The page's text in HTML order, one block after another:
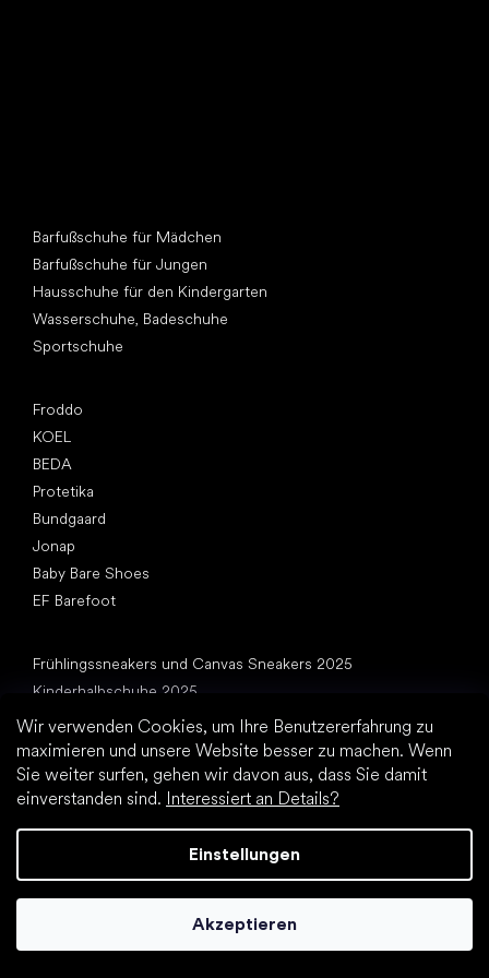
Wir verwenden Cookies, um Ihre Benutzererfahrung zu
maximieren und unsere Website besser zu machen. Wenn
Sie weiter surfen, gehen wir davon aus, dass Sie damit
einverstanden sind. Interessiert an Details?
Einstellungen
Akzeptieren
Barfußschuhe für Mädchen
Barfußschuhe für Jungen
Hausschuhe für den Kindergarten
Wasserschuhe, Badeschuhe
Sportschuhe
Froddo
KOEL
BEDA
Protetika
Bundgaard
Jonap
Baby Bare Shoes
EF Barefoot
Frühlingssneakers und Canvas Sneakers 2025
Kinderhalbschuhe 2025
Babys erste Schuhe
Hausschuhe für den Kindergarten
Wie schnell wachsen Kinderfüße?
Kann man den Kindern Barfußschuhe geben?
Natürliche Fußentwicklung von A bis Z
15 interessante Fakten über Kinderfüße